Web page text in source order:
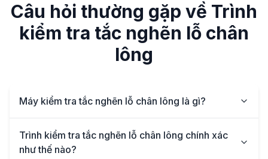
Câu hỏi thường gặp về Trình
kiểm tra tắc nghẽn lỗ chân
lông
Máy kiểm tra tắc nghẽn lỗ chân lông là gì?
Trình kiểm tra tắc nghẽn lỗ chân lông chính xác
như thế nào?